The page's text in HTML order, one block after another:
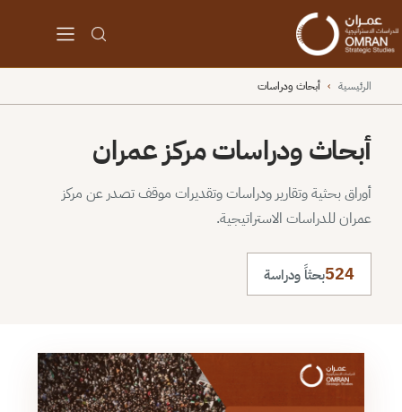
الرئيسية › أبحاث ودراسات
أبحاث ودراسات مركز عمران
أوراق بحثية وتقارير ودراسات وتقديرات موقف تصدر عن مركز
عمران للدراسات الاستراتيجية.
524بحثاً ودراسة